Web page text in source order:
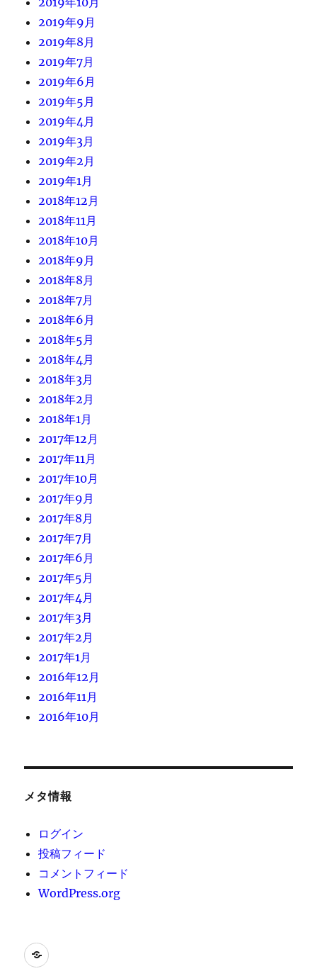
2019年9月
2019年8月
2019年7月
2019年6月
2019年5月
2019年4月
2019年3月
2019年2月
2019年1月
2018年12月
2018年11月
2018年10月
2018年9月
2018年8月
2018年7月
2018年6月
2018年5月
2018年4月
2018年3月
2018年2月
2018年1月
2017年12月
2017年11月
2017年10月
2017年9月
2017年8月
2017年7月
2017年6月
2017年5月
2017年4月
2017年3月
2017年2月
2017年1月
2016年12月
2016年11月
2016年10月
メタ情報
ログイン
投稿フィード
コメントフィード
WordPress.org
[instagram-